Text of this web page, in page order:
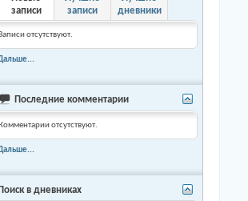
записи
записи
дневники
отсутствуют.
Последние комментарии
Комментарии отсутствуют.
Поиск в дневниках